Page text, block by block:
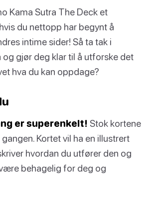
Kama Sutra The Deck et
du nettopp har begynt å
intime sider! Så ta tak i
gjør deg klar til å utforske det
hva du kan oppdage?
er superenkelt! Stok kortene
Kortet vil ha en illustrert
hvordan du utfører den og
behagelig for deg og